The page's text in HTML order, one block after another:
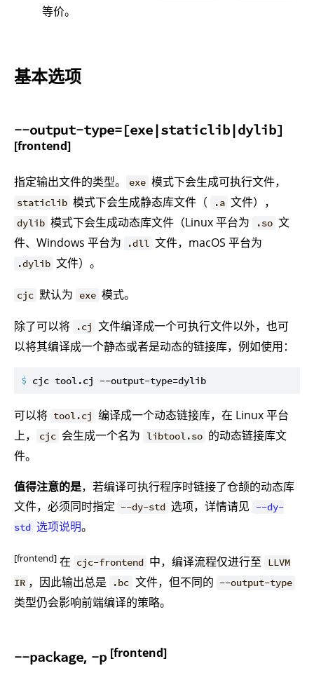
等价。
基本选项
--output-type=[exe|staticlib|dylib]
[frontend]
指定输出文件的类型。 exe 模式下会生成可执行文件，
staticlib 模式下会生成静态库文件（ .a 文件），
dylib 模式下会生成动态库文件（Linux 平台为 .so 文
件、Windows 平台为
.dll 文件，macOS 平台为
.dylib 文件）。
cjc 默认为 exe 模式。
除了可以将 .cj 文件编译成一个可执行文件以外，也可
以将其编译成一个静态或者是动态的链接库，例如使用：
$ cjc tool.cj --output-type=dylib
可以将 tool.cj 编译成一个动态链接库，在 Linux 平台
上，
cjc 会生成一个名为 libtool.so 的动态链接库文
件。
值得注意的是，若编译可执行程序时链接了仓颉的动态库
文件，必须同时指定 --dy-std 选项，详情请见
--dy-
std 选项说明。
[frontend] 在 cjc-frontend 中，编译流程仅进行至
LLVM
IR ，因此输出总是 .bc 文件，但不同的 --output-type
类型仍会影响前端编译的策略。
--package, -p [frontend]